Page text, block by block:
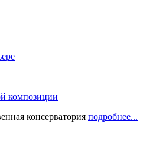
композиции
консерватория подробнее...